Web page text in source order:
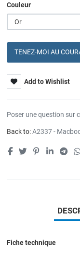
Couleur
Or
TENEZ-MOI AU
Add to Wishlist
Poser une question sur
Back to:A2337 -
Fiche technique